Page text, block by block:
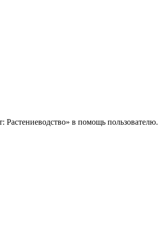
Растениеводство» в помощь пользователю.